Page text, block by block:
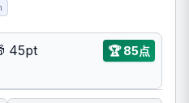
45pt 🏆85点